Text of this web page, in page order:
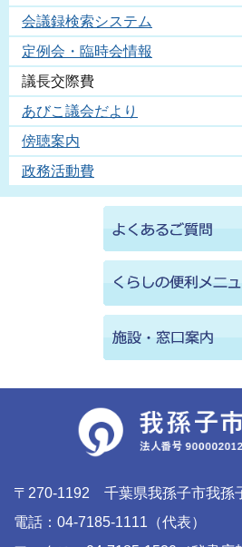
会議録検索システム
定例会・臨時会情報
議長交際費
あびこ議会だより
傍聴案内
政務活動費
〒270-1192 千葉県我孫子市我孫
電話：04-7185-1111（代表）